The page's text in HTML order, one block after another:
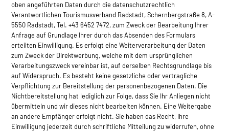
oben angeführten Daten durch die datenschutzrechtlich
Verantwortlichen Tourismusverband Radstadt, Schernbergstraße 8, A-
5550 Radstadt, Tel. +43 6452 7472, zum Zweck der Bearbeitung Ihrer
Anfrage auf Grundlage Ihrer durch das Absenden des Formulars
erteilten Einwilligung. Es erfolgt eine Weiterverarbeitung der Daten
zum Zweck der Direktwerbung, welche mit dem ursprünglichen
Verarbeitungszweck vereinbar ist, auf derselben Rec­htsgrundlage bis
auf Widerspruch. Es besteht keine gesetzliche oder vertragliche
Verpflichtung zur Bereitstellung der personenbezogenen Daten. Die
Nichtbereitstellung hat lediglich zur Folge, dass Sie Ihr Anliegen nicht
übermitteln und wir dieses nicht bearbeiten können. Eine Weitergabe
an andere Empfänger erfolgt nicht. Sie haben das Recht, Ihre
Einwilligung jederzeit durch schriftliche Mitteilung zu widerrufen, ohne